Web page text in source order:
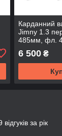
Карданний
Jimny 1.3
485мм, фл.
вилка шл.
(DSP)
6 500₴
за рік